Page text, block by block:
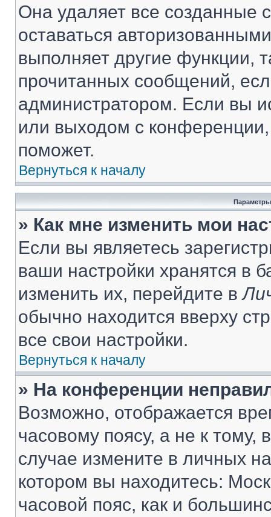
Она удаляет все созданные
оставаться
выполняет другие функции,
прочитанных сообщений,
администратором. Если вы
или выходом с
поможет.
Вернуться к началу
Параметры
» Как мне изменить мои
Если вы являетесь
ваши настройки хранятся в
изменить их, перейдите в
обычно находится вверху
все свои настройки.
Вернуться к началу
» На конференции
Возможно, отображается
часовому поясу, а не к тому,
случае измените в личных
котором вы находитесь:
часовой пояс, как и